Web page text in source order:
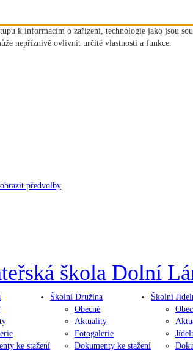
k informacím o zařízení, technologie jako jsou
nepříznivě ovlivnit určité vlastnosti a funkce.
předvolby
škola Dolní
ke stažení
Školní Družina
Obecné
Aktuality
Fotogalerie
Dokumenty ke stažení
Školní